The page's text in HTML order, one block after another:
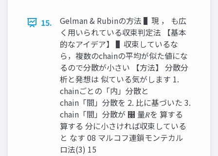
15.
Gelman & Rubinの方法 ▌現 ， も広
く用いられている収束判定法 【基本
的なアイデア】 ▌収束しているな
ら，複数のchainの平均が似た値にな
るので分散が小さい 【方法】 分散分
析と発想は 似ている気がします 1.
chainごとの「内」分散と
chain「間」分散を 2. 比に基づいた 3.
chain「間」分散が ෠ 量𝑅を 算する
算する 分に小さければ収束している
と なす 08 マルコフ連鎖モンテカル
ロ法(3) 15